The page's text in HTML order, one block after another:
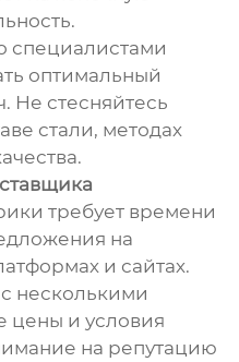
специалистами
оптимальный
Не стесняйтесь
стали, методах
требует времени
на
и сайтах.
несколькими
цены и условия
на репутацию